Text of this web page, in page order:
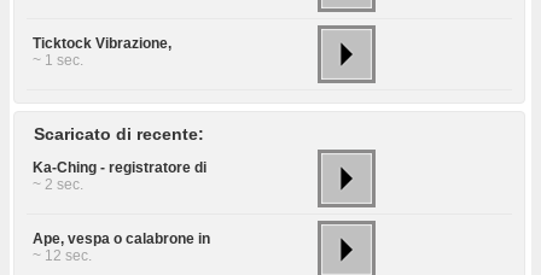
Ticktock Vibrazione,
~ 1 sec.
Scaricato di recente:
Ka-Ching - registratore di
~ 2 sec.
Ape, vespa o calabrone in
~ 12 sec.